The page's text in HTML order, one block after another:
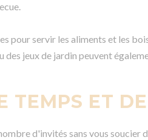
pour servir les aliments et les
des jeux de jardin peuvent
TEMPS ET
d'invités sans vous soucier